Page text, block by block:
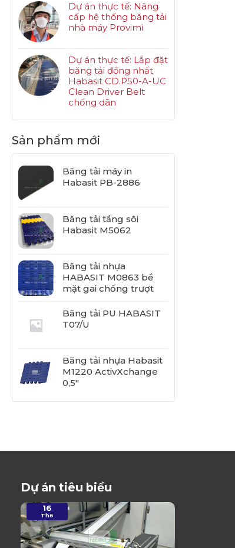
Dự án thực tế: Nâng
cấp hệ thống băng tải
nhà máy Provimi
Dự án thực tế: Lắp đặt
băng tải đồng nhất
Habasit CD.P50-A-UC
Clean Driver Belt
chống dãn
Sản phẩm mới
Băng tải máy in
Habasit PB-2886
Băng tải tầng sôi
Habasit M5062
Băng tải nhựa
HABASIT M0863 bề
mặt gai chống trượt
Băng tải PU HABASIT
T07/U
Băng tải nhựa Habasit
M1220 ActivXchange
0,5"
Dự án tiêu biểu
16
Th6